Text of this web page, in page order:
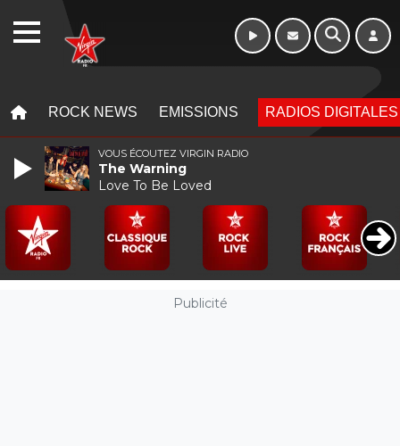
ROCK NEWS EMISSIONS RADIOS DIGITALES
Publicité
VOUS ÉCOUTEZ VIRGIN RADIO
The Warning
Love To Be Loved
WEBRADIO Week-end de 06h
à 12h